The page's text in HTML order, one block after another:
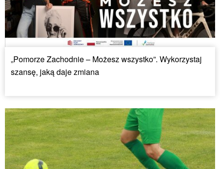
„Pomorze Zachodnie – Możesz wszystko”. Wykorzystaj
szansę, jaką daje zmiana